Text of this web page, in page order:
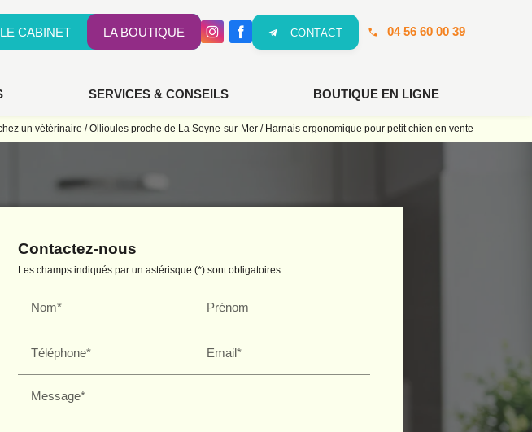
LE CABINET LA BOUTIQUE CONTACT 04 56 60 00 39
SERVICES & CONSEILS BOUTIQUE EN LIGNE
un vétérinaire / Ollioules proche de La Seyne-sur-Mer / Harnais ergonomique pour petit chien en vente
Contactez-nous
Les champs indiqués par un astérisque (*) sont obligatoires
Nom* Prénom
Téléphone* Email*
Message*